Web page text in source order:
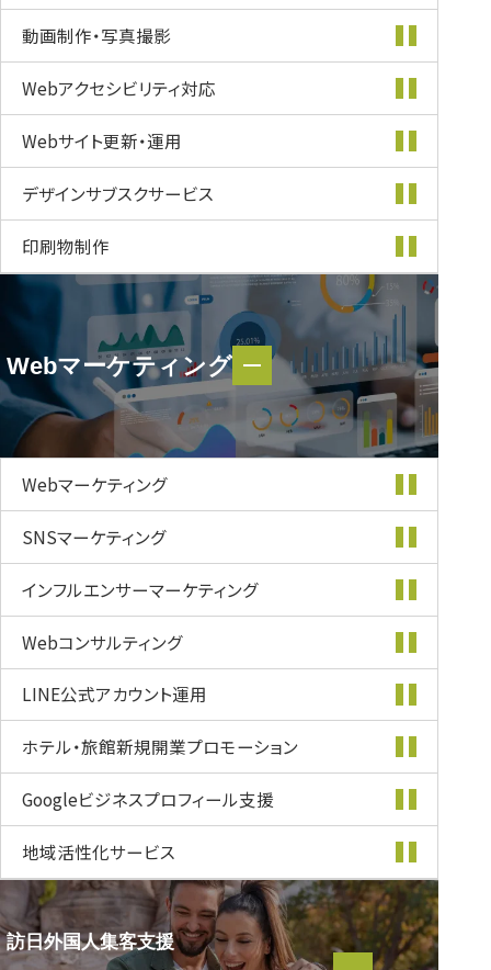
動画制作・写真撮影
Webアクセシビリティ対応
Webサイト更新・運用
デザインサブスクサービス
印刷物制作
Webマーケティング
Webマーケティング
Webマーケティング
SNSマーケティング
インフルエンサーマーケティング
Webコンサルティング
LINE公式アカウント運用
ホテル・旅館新規開業プロモーション
Googleビジネスプロフィール支援
地域活性化サービス
訪日外国人集客支援